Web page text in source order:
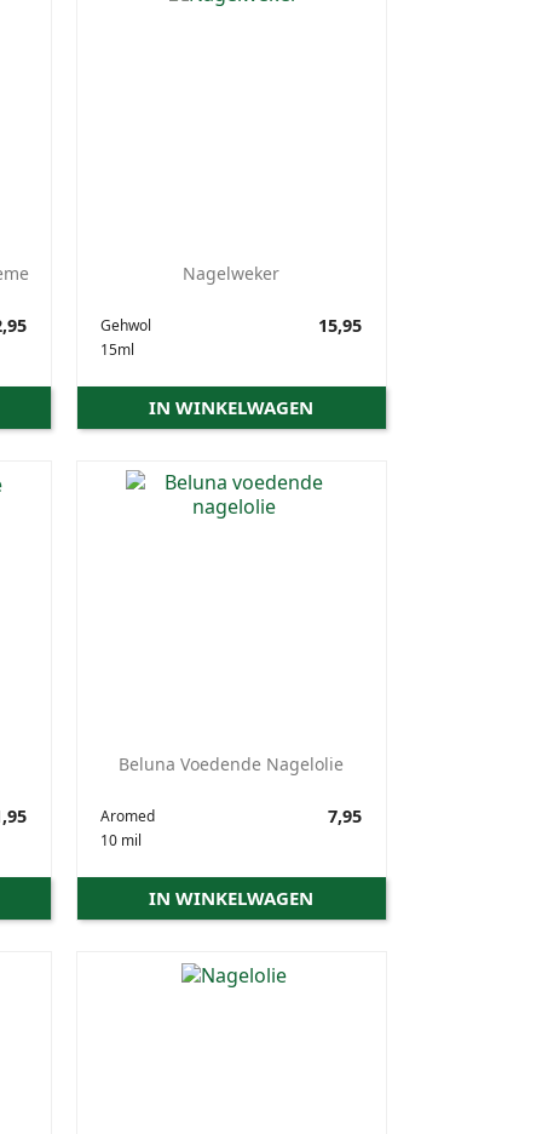
Nagelweker
Gehwol
15ml
Prijs
15,95
IN WINKELWAGEN
Beluna Voedende Nagelolie
Aromed
10 mil
Prijs7,95
IN WINKELWAGEN